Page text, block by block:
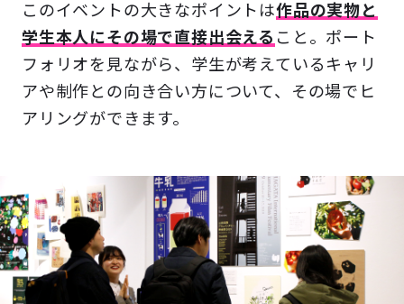
このイベントの大きなポイントは作品の実物と
学生本人にその場で直接出会える こと。ポート
フォリオを見ながら、学生が考えているキャリ
アや制作との向き合い方について、その場でヒ
アリングができます。